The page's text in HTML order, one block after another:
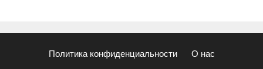
Политика конфиденциальности О нас